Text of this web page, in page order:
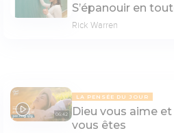
S’épanouir en
Rick Warren
06:42
LA PENSÉE DU JOUR
Dieu vous aime
vous êtes